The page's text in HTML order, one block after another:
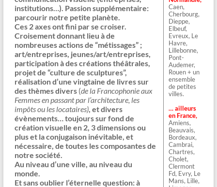
Caen,
Cherbourg,
Dieppe,
Elbeuf,
Evreux, Le
Havre,
Lillebonne,
Pont-
Audemer,
Rouen + un
ensemble
de petites
villes.
… ailleurs
en France,
Amiens,
Beauvais,
Bordeaux,
Cambrai,
Chartres,
Cholet,
Clermont
Fd, Evry, Le
Mans, Lille,
institutions…). Passion supplémentaire:
parcourir notre petite planète.
Ces 2 axes ont fini par se croiser.
Croisement donnant lieu à de
nombreuses actions de “métissages” ;
art/entreprises, jeunes/art/entreprises,
participation à des créations théâtrales,
projet de “culture de sculptures”,
réalisation d’une vingtaine de livres sur
des thèmes divers (de la Francophonie aux
Femmes en passant par l’architecture, les
impôts ou les locataires), et divers
évènements… toujours sur fond de
création visuelle en 2, 3 dimensions ou
plus et la conjugaison inévitable, et
nécessaire, de toutes les composantes de
notre société.
Au niveau d’une ville, au niveau du
monde.
Et sans oublier l’éternelle question: à